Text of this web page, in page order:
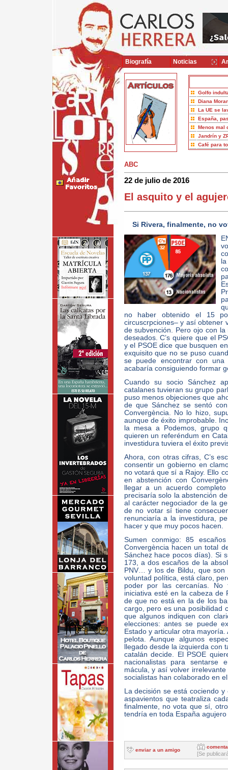
Golfo
Diana
La UE se
España,
Menos mal
Jandrín y
Café para
ABC
22 de julio de 2016
El asquito y el
Si Rivera, finalmente, no
no haber obtenido el 15
circuscrpciones– y así obtener
de subvención. Pero ojo con
deseados. C’s quiere que el
y el PSOE dice que busquen
exquisito que no se puso
se puede encontrar con
acabaría consiguiendo formar
Cuando su socio Sánchez
catalanes tuvieran su grupo
puso menos objeciones que
de que Sánchez se sentó
Convergència. No lo hizo,
aunque de éxito improbable.
la mesa a Podemos, grupo
quieren un referéndum en
investidura tuviera el éxito
Ahora, con otras cifras, C’s
consentir un gobierno en
no votará que sí a Rajoy. Ello
en abstención con
llegar a un acuerdo
precisaría solo la abstención
al carácter negociador de la
de no votar sí tiene
renunciaría a la investidura,
hacer y que muy pocos hacen.
Sumen conmigo: 85
Convergència hacen un total
Sánchez hace pocos días). Si
173, a dos escaños de la
PNV… y los de Bildu, que son
voluntad política, está claro,
poder por las cercanías. No
iniciativa esté en la cabeza de
de que no está en la de los
cargo, pero es una posibilidad
que algunos indiquen con
elecciones: antes se puede
Estado y articular otra
pelota. Aunque algunos
llegado desde la izquierda con
catalán decide. El PSOE
nacionalistas para sentarse
mácula, y así volver
socialistas han colaborado en
La decisión se está cociendo
aspavientos que teatraliza
finalmente, no vota que sí,
tendría en toda España
enviar a un amigo
[Se
Biografía Noticias